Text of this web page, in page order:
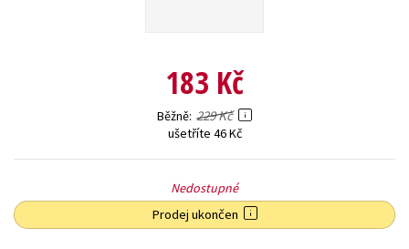
Všechny tituly
183 Kč
Běžně 229 Kč
ušetříte 46 Kč
Nedostupné
Prodej ukončen